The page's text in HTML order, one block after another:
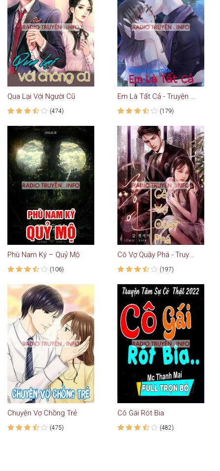
Qua Lại Với Người Cũ
(474)
Em Là Tất Cả - Truyện Ngôn Tình
(179)
Phù Nam Ký – Quỷ Mộ
(106)
Cô Vợ Quậy Phá - Truyện Ngôn Tình
(197)
Chuyện Vợ Chồng Trẻ
(475)
Cô Gái Rót Bia
(482)